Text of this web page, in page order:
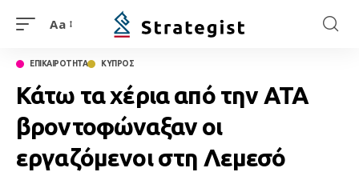
Aa
ΕΠΙΚΑΙΡΟΤΗΤΑ ΚΥΠΡΟΣ
Κάτω τα χέρια από την ΑΤΑ
βροντοφώναξαν οι
εργαζόμενοι στη Λεμεσό